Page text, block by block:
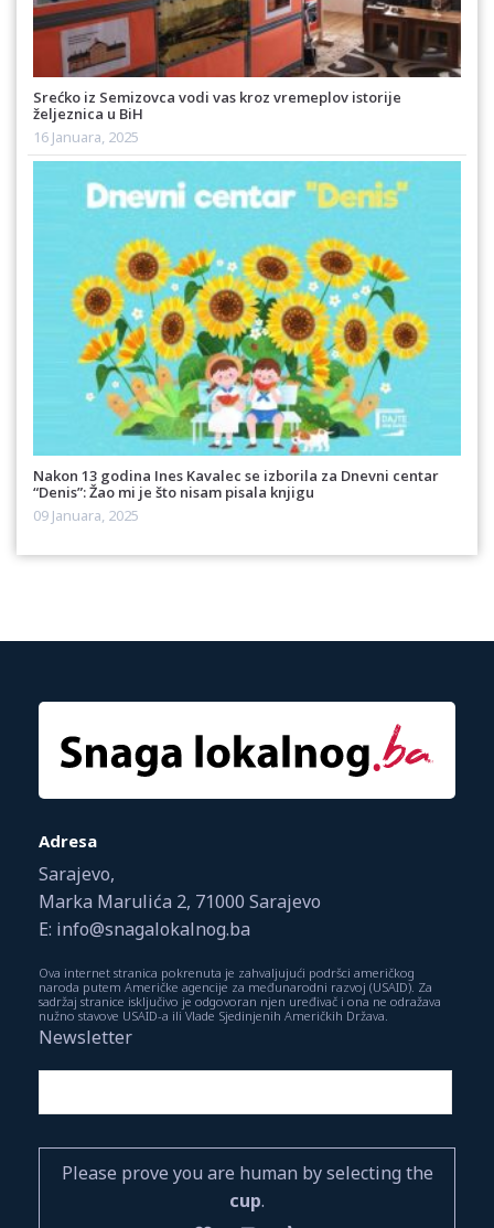
Srećko iz Semizovca vodi vas kroz vremeplov istorije
željeznica u BiH
16 Januara, 2025
Nakon 13 godina Ines Kavalec se izborila za Dnevni centar
“Denis”: Žao mi je što nisam pisala knjigu
09 Januara, 2025
Adresa
Sarajevo,
Marka Marulića 2, 71000 Sarajevo
E: info@snagalokalnog.ba
Ova internet stranica pokrenuta je zahvaljujući podršci američkog
naroda putem Američke agencije za međunarodni razvoj (USAID). Za
sadržaj stranice isključivo je odgovoran njen uređivač i ona ne odražava
nužno stavove USAID-a ili Vlade Sjedinjenih Američkih Država.
Newsletter
Please prove you are human by selecting the
cup.